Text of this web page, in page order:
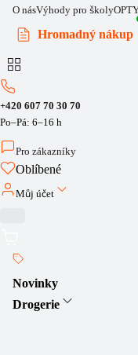
O násVýhody pro školy
Hromadný nákup
+420 607 70 30 70
Po–Pá: 6–16 h
Pro zákazníky
Oblíbené
Můj účet
Novinky
Drogerie